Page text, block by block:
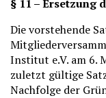
§ 11 – Ersetzung
Die vorstehende
Institut e.V. am 6.
zuletzt gültige
Nachfolge der